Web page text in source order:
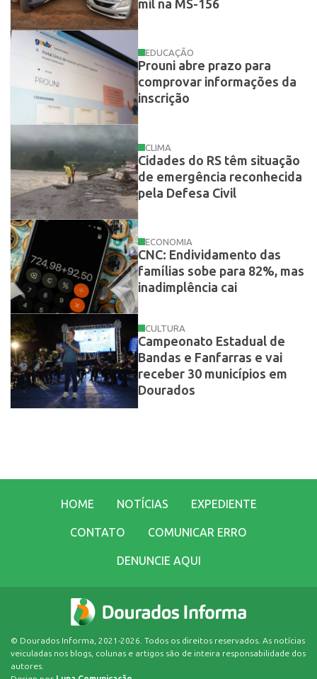
mil na MS-156
EDUCAÇÃO
Prouni abre prazo para
comprovar informações da
inscrição
CLIMA
Cidades do RS têm situação
de emergência reconhecida
pela Defesa Civil
ECONOMIA
CNC: Endividamento das
famílias sobe para 82%, mas
inadimplência cai
CULTURA
Campeonato Estadual de
Bandas e Fanfarras e vai
receber 30 municípios em
Dourados
HOME NOTÍCIAS EXPEDIENTE
CONTATO COMUNICAR ERRO
DENUNCIE AQUI
© Dourados Informa, 2021-2026. Todos os direitos reservados. As notícias
veiculadas nos blogs, colunas e artigos são de inteira responsabilidade dos
autores.